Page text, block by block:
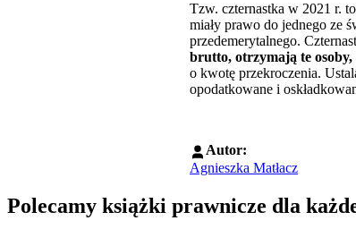
Tzw. czternastka w 2021 r.
miały prawo do jednego ze
przedemerytalnego.
brutto, otrzymają te
o kwotę przekroczenia.
opodatkowane i
Autor:
Agnieszka Matłacz
Polecamy książki prawnicze dla